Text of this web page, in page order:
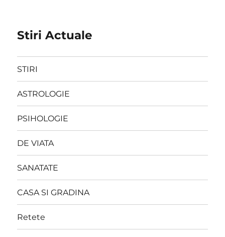
Stiri Actuale
STIRI
ASTROLOGIE
PSIHOLOGIE
DE VIATA
SANATATE
CASA SI GRADINA
Retete